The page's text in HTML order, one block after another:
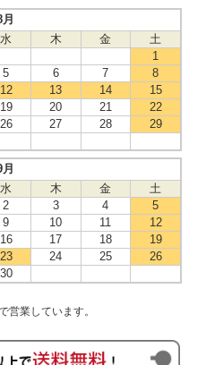
水 木 金
土
1
5 6 7
8
12 13 14
15
19 20 21
22
26 27 28
29
水 木 金
土
2 3 4
5
9 10 11
12
16 17 18
19
23 24 25
26
30
営業しています。